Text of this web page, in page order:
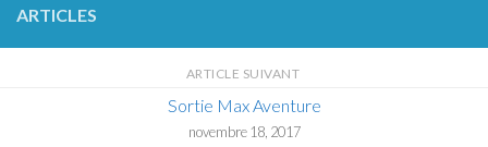
ARTICLES
ARTICLE SUIVANT
Sortie Max Aventure
novembre 18, 2017